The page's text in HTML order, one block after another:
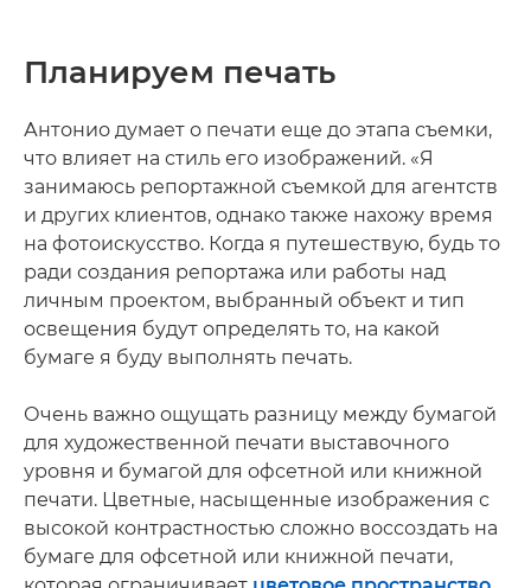
Планируем печать
Антонио думает о печати еще до этапа съемки,
что влияет на стиль его изображений. «Я
занимаюсь репортажной съемкой для агентств
и других клиентов, однако также нахожу время
на фотоискусство. Когда я путешествую, будь то
ради создания репортажа или работы над
личным проектом, выбранный объект и тип
освещения будут определять то, на какой
бумаге я буду выполнять печать.
Очень важно ощущать разницу между бумагой
для художественной печати выставочного
уровня и бумагой для офсетной или книжной
печати. Цветные, насыщенные изображения с
высокой контрастностью сложно воссоздать на
бумаге для офсетной или книжной печати,